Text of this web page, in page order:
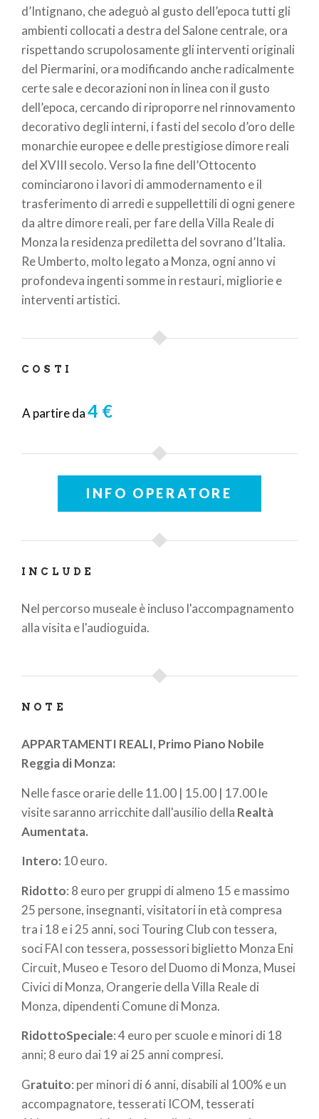
d’Intignano, che adeguò al gusto dell’epoca tutti gli
ambienti collocati a destra del Salone centrale, ora
rispettando scrupolosamente gli interventi originali
del Piermarini, ora modificando anche radicalmente
certe sale e decorazioni non in linea con il gusto
dell’epoca, cercando di riproporre nel rinnovamento
decorativo degli interni, i fasti del secolo d’oro delle
monarchie europee e delle prestigiose dimore reali
del XVIII secolo. Verso la fine dell’Ottocento
cominciarono i lavori di ammodernamento e il
trasferimento di arredi e suppellettili di ogni genere
da altre dimore reali, per fare della Villa Reale di
Monza la residenza prediletta del sovrano d’Italia.
Re Umberto, molto legato a Monza, ogni anno vi
profondeva ingenti somme in restauri, migliorie e
interventi artistici.
COSTI
A partire da4 €
INFO OPERATORE
INCLUDE
Nel percorso museale è incluso l'accompagnamento
alla visita e l'audioguida.
NOTE
APPARTAMENTI REALI, Primo Piano Nobile
Reggia di Monza:
Nelle fasce orarie delle 11.00 | 15.00 | 17.00 le
visite saranno arricchite dall'ausilio della Realtà
Aumentata.
Intero: 10 euro.
Ridotto: 8 euro per gruppi di almeno 15 e massimo
25 persone, insegnanti, visitatori in età compresa
tra i 18 e i 25 anni, soci Touring Club con tessera,
soci FAI con tessera, possessori biglietto Monza Eni
Circuit, Museo e Tesoro del Duomo di Monza, Musei
Civici di Monza, Orangerie della Villa Reale di
Monza, dipendenti Comune di Monza.
RidottoSpeciale: 4 euro per scuole e minori di 18
anni; 8 euro dai 19 ai 25 anni compresi.
Gratuito: per minori di 6 anni, disabili al 100% e un
accompagnatore, tesserati ICOM, tesserati